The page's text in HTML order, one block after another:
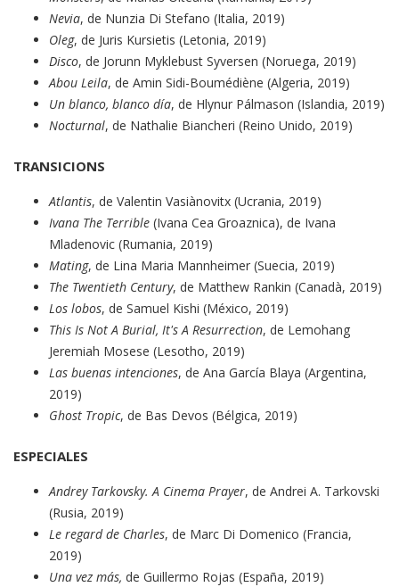
Nevia, de Nunzia Di Stefano (Italia, 2019)
Oleg, de Juris Kursietis (Letonia, 2019)
Disco, de Jorunn Myklebust Syversen (Noruega, 2019)
Abou Leila, de Amin Sidi-Boumédiène (Algeria, 2019)
Un blanco, blanco día, de Hlynur Pálmason (Islandia, 2019)
Nocturnal, de Nathalie Biancheri (Reino Unido, 2019)
TRANSICIONS
Atlantis, de Valentin Vasiànovitx (Ucrania, 2019)
Ivana The Terrible (Ivana Cea Groaznica), de Ivana
Mladenovic (Rumania, 2019)
Mating, de Lina Maria Mannheimer (Suecia, 2019)
The Twentieth Century, de Matthew Rankin (Canadà, 2019)
Los lobos, de Samuel Kishi (México, 2019)
This Is Not A Burial, It's A Resurrection, de Lemohang
Jeremiah Mosese (Lesotho, 2019)
Las buenas intenciones, de Ana García Blaya (Argentina,
2019)
Ghost Tropic, de Bas Devos (Bélgica, 2019)
ESPECIALES
Andrey Tarkovsky. A Cinema Prayer, de Andrei A. Tarkovski
(Rusia, 2019)
Le regard de Charles, de Marc Di Domenico (Francia,
2019)
Una vez más, de Guillermo Rojas (España, 2019)